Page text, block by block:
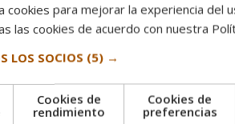
o competición.
amar a los animales, sino también adquirir
y saludable.
caballos?
cookies para mejorar la experiencia del
las cookies de acuerdo con nuestra
LOS SOCIOS (5) →
Cookies de
rendimiento
Cookies de
preferencias